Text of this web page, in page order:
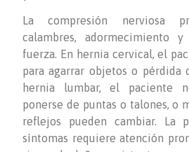
La compresión nerviosa
calambres, adormecimiento
fuerza. En hernia cervical, el
para agarrar objetos o pérdida
hernia lumbar, el paciente
ponerse de puntas o talones, o
reflejos pueden cambiar. La
síntomas requiere atención